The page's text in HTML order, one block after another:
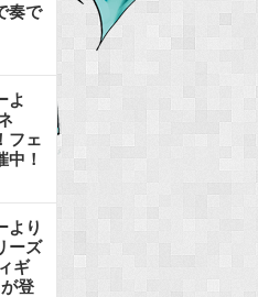
奏で
よ
フェ
！
より
ーズ
ギ
登